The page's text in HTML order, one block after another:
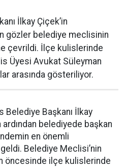
İlkay Çiçek’in
gözler belediye meclisinin
çevrildi. İlçe kulislerinde
Üyesi Avukat Süleyman
arasında gösteriliyor.
Belediye Başkanı İlkay
ardından belediyede başkan
en önemli
Belediye Meclisi’nin
öncesinde ilçe kulislerinde